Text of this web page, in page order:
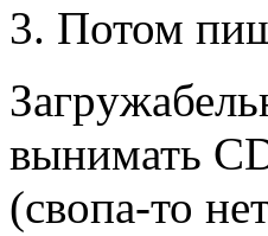
Потом
вынимать
(свопа-то